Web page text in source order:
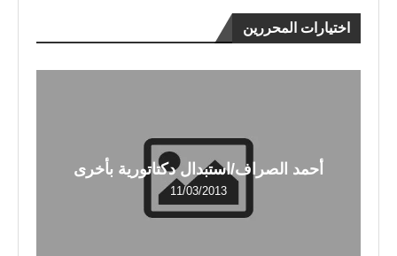
اختيارات المحررين
أحمد الصراف/استبدال دكتاتورية بأخرى
11/03/2013